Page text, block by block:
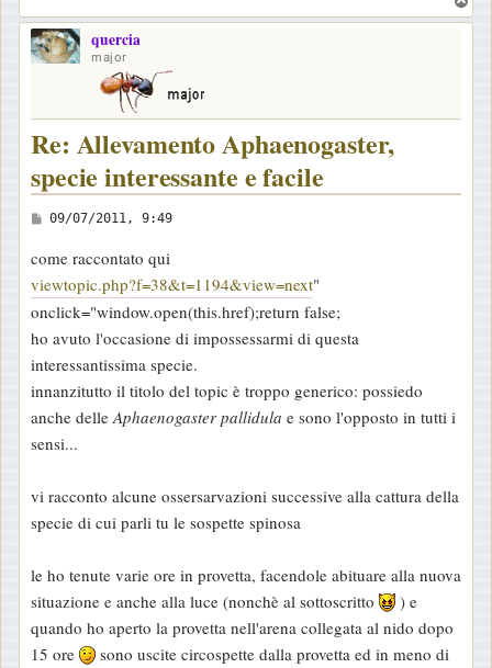
o
o
quercia
major
Re: Allevamento Aphaenogaster,
specie interessante e facile
M
s
s
a
g
g
i
o
09/07/2011, 9:49
come raccontato qui
viewtopic.php?f=38&t=1194&view=next"
onclick="window.open(this.href);return false;
ho avuto l'occasione di impossessarmi di questa
interessantissima specie.
innanzitutto il titolo del topic è troppo generico: possiedo
anche delleAphaenogaster pallidula e sono l'opposto in tutti i
sensi...
vi racconto alcune ossersarvazioni successive alla cattura della
specie di cui parli tu le sospette spinosa
le ho tenute varie ore in provetta, facendole abituare alla nuova
situazione e anche alla luce (nonchè al sottoscritto
) e
quando ho aperto la provetta nell'arena collegata al nido dopo
15 ore
sono uscite circospette dalla provetta ed in meno di